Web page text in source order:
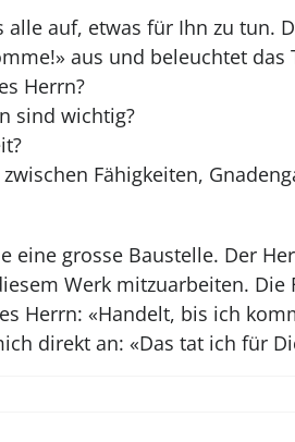
alle auf, etwas für Ihn zu tun.
aus und beleuchtet das
Herrn?
sind wichtig?
Fähigkeiten,
eine grosse Baustelle. Der
Werk mitzuarbeiten.
Herrn: «Handelt, bis ich
direkt an: «Das tat ich für